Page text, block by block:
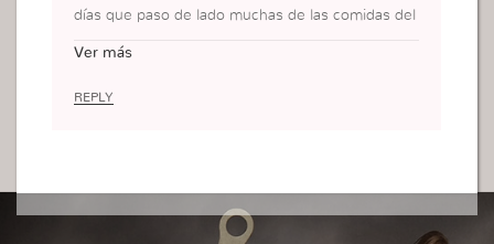
días que paso de lado muchas de las comidas del
Ver más
REPLY